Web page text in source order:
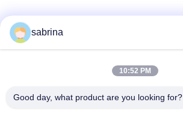
अन्य उत्पादों
sabrina
10:52 PM
Good day, what product are you looking for?